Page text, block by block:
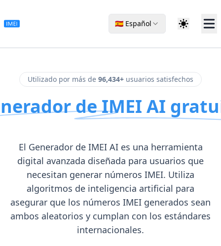
🇪🇸 Español
Utilizado por más de 96,434+ usuarios satisfechos
de IMEI AI
El Generador de IMEI AI es una herramienta
digital avanzada diseñada para usuarios que
necesitan generar números IMEI. Utiliza
algoritmos de inteligencia artificial para
asegurar que los números IMEI generados sean
ambos aleatorios y cumplan con los estándares
internacionales.